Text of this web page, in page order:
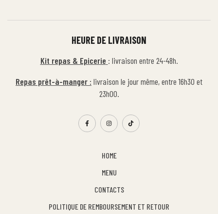
HOME
MENU
CONTACTS
POLITIQUE DE REMBOURSEMENT ET RETOUR
HEURE DE LIVRAISON
Kit repas & Epicerie : livraison entre 24-48h.
Repas prêt-à-manger : livraison le jour même, entre 16h30 et
23h00.